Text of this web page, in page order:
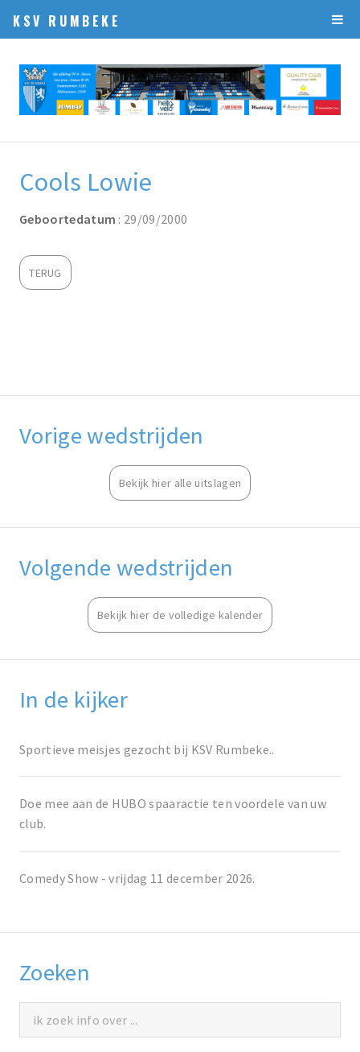
KSV RUMBEKE
Cools Lowie
Geboortedatum : 29/09/2000
TERUG
Vorige wedstrijden
Bekijk hier alle uitslagen
Volgende wedstrijden
Bekijk hier de volledige kalender
In de kijker
Sportieve meisjes gezocht bij KSV Rumbeke..
Doe mee aan de HUBO spaaractie ten voordele van uw
club.
Comedy Show - vrijdag 11 december 2026.
Zoeken